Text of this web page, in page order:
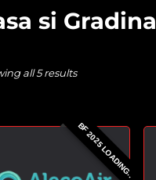
si Gradina
all 5 results
BF 2025 LOADING..